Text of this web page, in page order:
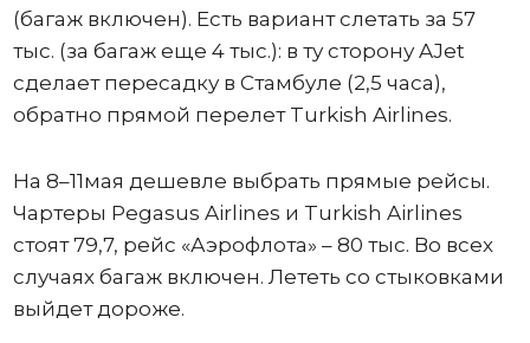
(багаж включен). Есть вариант слетать за 57
тыс. (за багаж еще 4 тыс.): в ту сторону AJet
сделает пересадку в Стамбуле (2,5 часа),
обратно прямой перелет Turkish Airlines.
На 8–11мая дешевле выбрать прямые рейсы.
Чартеры Pegasus Airlines и Turkish Airlines
стоят 79,7, рейс «Аэрофлота» – 80 тыс. Во всех
случаях багаж включен. Лететь со стыковками
выйдет дороже.